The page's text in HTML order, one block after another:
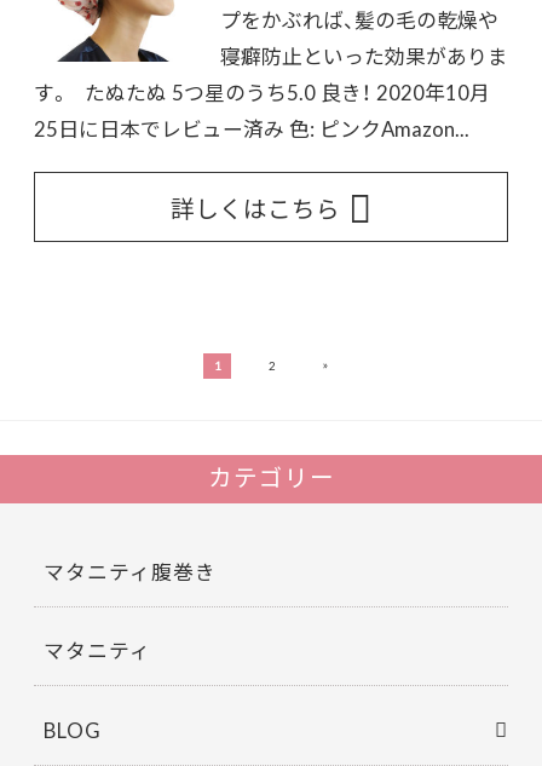
プをかぶれば、髪の毛の乾燥や
寝癖防止といった効果がありま
す。 たぬたぬ 5つ星のうち5.0 良き！ 2020年10月
25日に日本でレビュー済み 色: ピンクAmazon...
詳しくはこちら
1 2 »
カテゴリー
マタニティ腹巻き
マタニティ
BLOG